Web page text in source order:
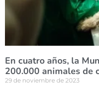
En cuatro años, la
200.000 animales de
29 de noviembre de 2023